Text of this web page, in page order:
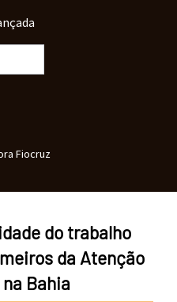
Fiocruz
do trabalho
da Atenção
Bahia